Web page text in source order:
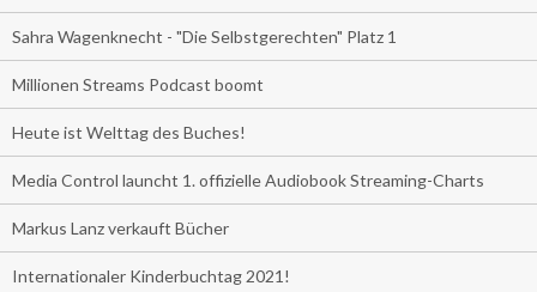
Sahra Wagenknecht - "Die Selbstgerechten" Platz 1
Millionen Streams Podcast boomt
Heute ist Welttag des Buches!
Media Control launcht 1. offizielle Audiobook Streaming-Charts
Markus Lanz verkauft Bücher
Internationaler Kinderbuchtag 2021!